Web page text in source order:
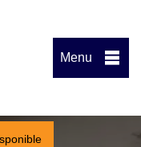
Menu